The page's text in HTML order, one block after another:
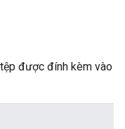
được đính kèm vào